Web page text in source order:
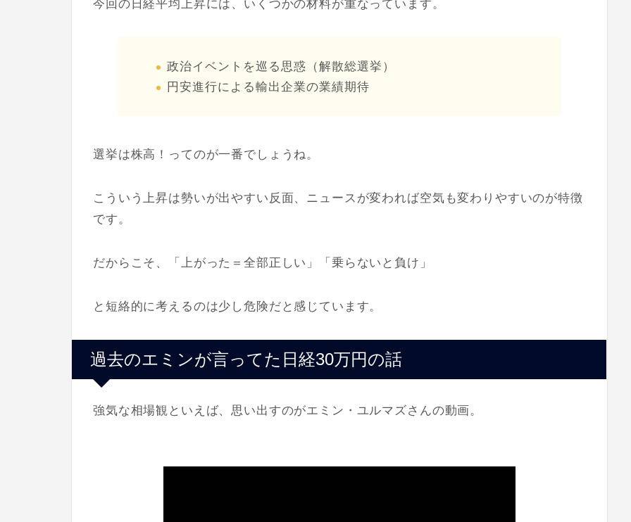
今回の日経平均上昇には、いくつかの材料が重なっています。
政治イベントを巡る思惑（解散総選挙）
円安進行による輸出企業の業績期待
選挙は株高！ってのが一番でしょうね。
こういう上昇は勢いが出やすい反面、ニュースが変われば空気も変わりやすいのが特徴
です。
だからこそ、「上がった＝全部正しい」「乗らないと負け」
と短絡的に考えるのは少し危険だと感じています。
過去のエミンが言ってた日経30万円の話
強気な相場観といえば、思い出すのがエミン・ユルマズさんの動画。